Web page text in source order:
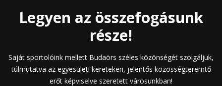
Legyen az összefogásunk
része!
Saját sportolóink mellett Budaörs széles közönségét szolgáljuk,
túlmutatva az egyesületi kereteken, jelentős közösségteremtő
erőt képviselve szeretett városunkban!